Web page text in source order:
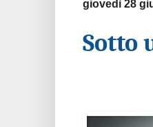
giovedì 28
Sotto